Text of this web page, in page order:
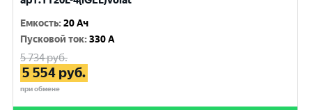
Емкость:20 Ач
Пусковой ток:330 A
5 734руб.
5 554 руб.
при обмене